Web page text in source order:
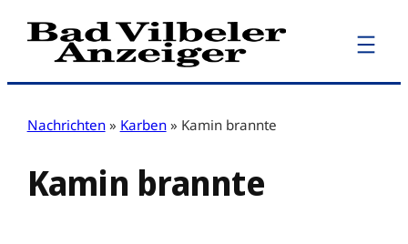
Zum
Inhalt
Nachrichten » Karben » Kamin brannte
Kamin brannte